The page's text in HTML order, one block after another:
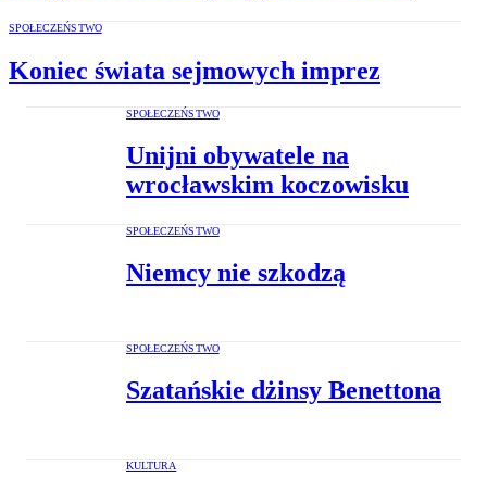
SPOŁECZEŃSTWO
Koniec świata sejmowych imprez
SPOŁECZEŃSTWO
Unijni obywatele na
wrocławskim koczowisku
SPOŁECZEŃSTWO
Niemcy nie szkodzą
SPOŁECZEŃSTWO
Szatańskie dżinsy Benettona
KULTURA